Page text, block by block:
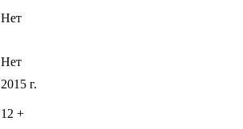
Нет
Нет
2015 г.
12 +